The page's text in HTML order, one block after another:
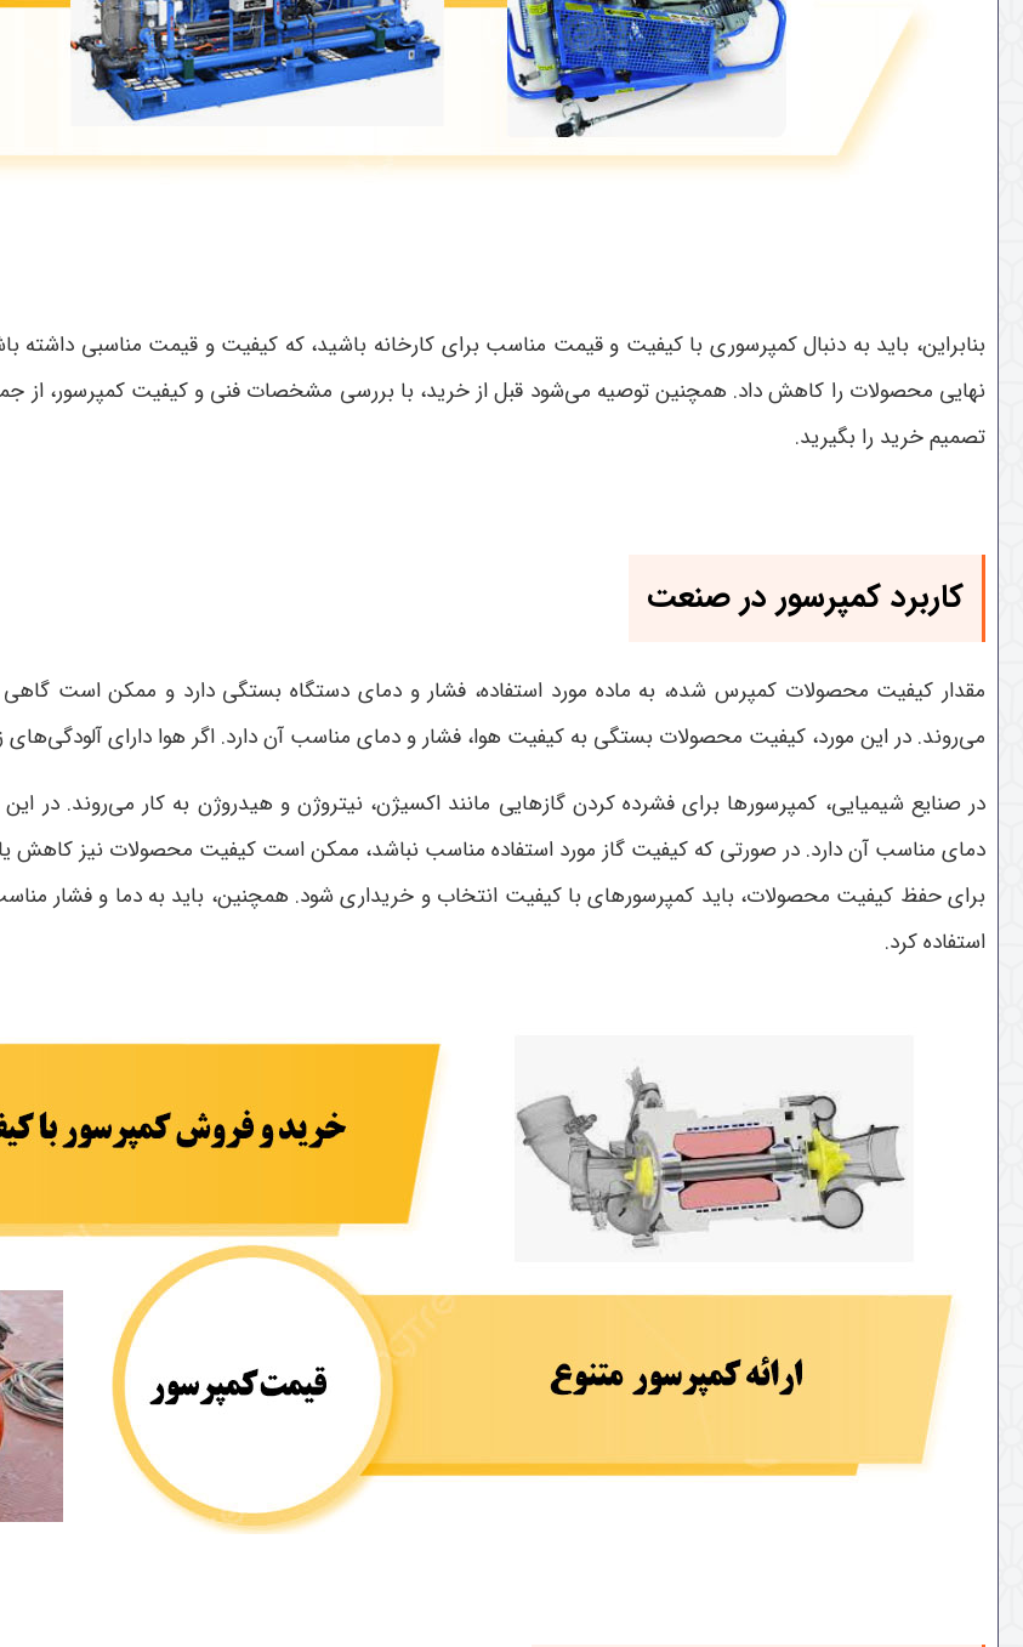
بنابراین، باید به دنبال کمپرسوری با کیفیت و قیمت مناسب برای کارخانه باشید، که کیفیت و قیمت مناسبی داشته
نهایی محصولات را کاهش داد. همچنین توصیه می‌شود قبل از خرید، با بررسی مشخصات فنی و کیفیت کمپرسور، از
تصمیم خرید را بگیرید.
کاربردکمپرسور در صنعت
مقدار کیفیت محصولات کمپرس شده، به ماده مورد استفاده، فشار و دمای دستگاه بستگی دارد و ممکن است گاهی
می‌روند. در این مورد، کیفیت محصولات بستگی به کیفیت هوا، فشار و دمای مناسب آن دارد. اگر هوا دارای
در صنایع شیمیایی، کمپرسورها برای فشرده کردن گازهایی مانند اکسیژن، نیتروژن و هیدروژن به کار می‌روند.
دمای مناسب آن دارد. در صورتی که کیفیت گاز مورد استفاده مناسب نباشد، ممکن است کیفیت محصولات نیز کاهش
برای حفظ کیفیت محصولات، باید کمپرسورهای با کیفیت انتخاب و خریداری شود. همچنین، باید به دما و فشار
استفاده کرد.